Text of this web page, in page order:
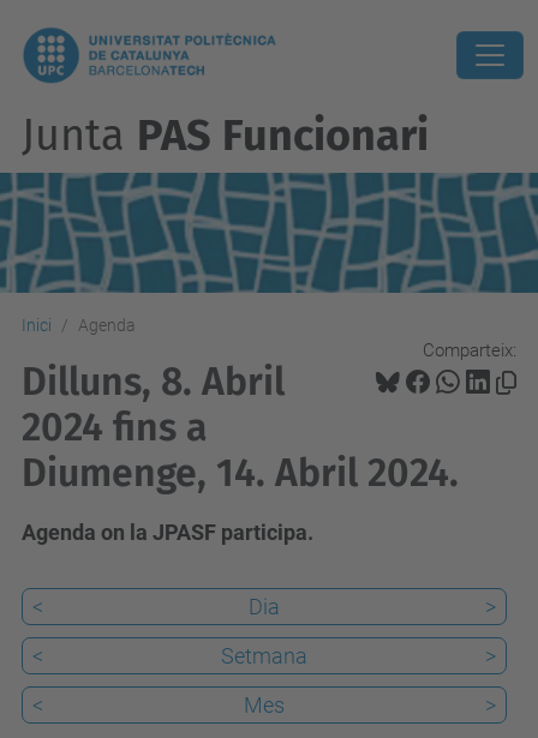
Junta PAS Funcionari
Inici Agenda
Comparteix:
Dilluns, 8. Abril
2024 fins a
Diumenge, 14. Abril 2024.
Agenda on la JPASF participa.
< Dia
>
<
Setmana
>
<
Mes >